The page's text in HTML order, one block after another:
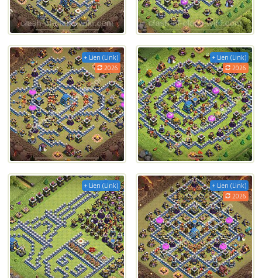
+ Lien (Link)
2026
+ Lien (Link)
2026
+ Lien (Link)
+ Lien (Link)
2026